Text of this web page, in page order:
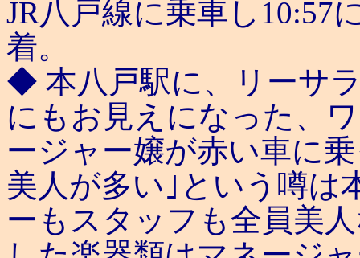
JR八戸線に乗車し10:57
着。
◆ 本八戸駅に、リーサ
にもお見えになった、
ージャー嬢が赤い車に
美人が多い｣という噂は
ーもスタッフも全員美